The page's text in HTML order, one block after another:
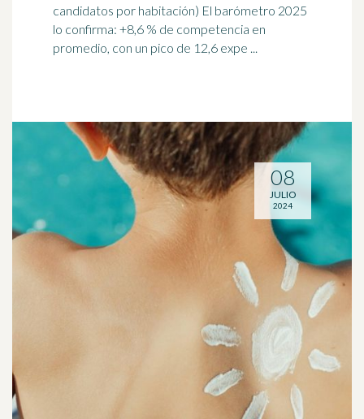
candidatos por habitación) El barómetro 2025
lo confirma: +8,6 % de competencia en
promedio, con un pico de 12,6 expe ...
08
JULIO
2024